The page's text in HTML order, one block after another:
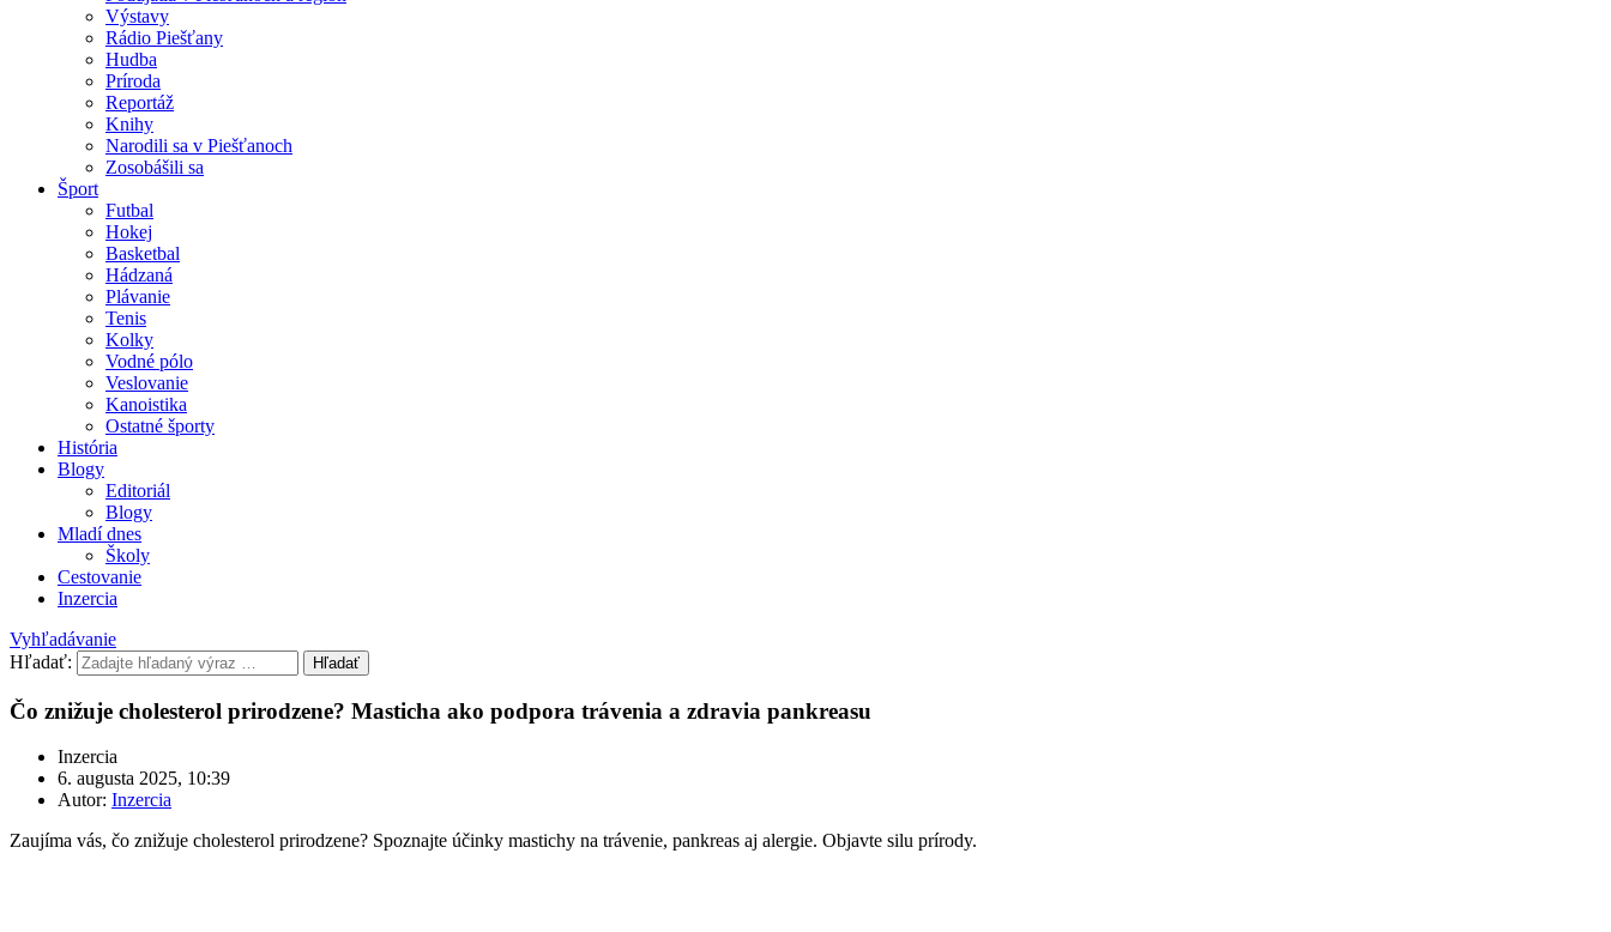
Výstavy
Rádio Piešťany
Hudba
Príroda
Reportáž
Knihy
Narodili sa v Piešťanoch
Zosobášili sa
Šport
Futbal
Hokej
Basketbal
Hádzaná
Plávanie
Tenis
Kolky
Vodné pólo
Veslovanie
Kanoistika
Ostatné športy
História
Blogy
Editoriál
Blogy
Mladí dnes
Školy
Cestovanie
Inzercia
Vyhľadávanie
Hľadať:
Hľadať
Čo znižuje cholesterol prirodzene? Masticha ako podpora trávenia a zdravia pankreasu
Inzercia
6. augusta 2025, 10:39
Autor: Inzercia
Zaujíma vás, čo znižuje cholesterol prirodzene? Spoznajte účinky mastichy na trávenie, pankreas aj alergie. Objavte silu prírody.